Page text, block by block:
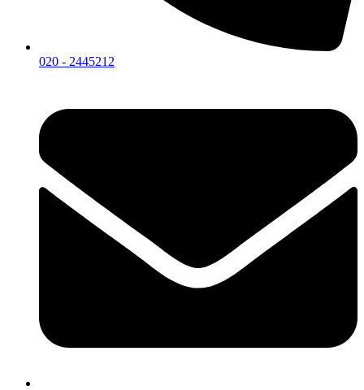
020 - 2445212